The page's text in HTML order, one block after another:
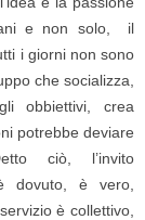
e non solo, il
i giorni non sono
che socializza,
obbiettivi, crea
potrebbe deviare
ciò, l’invito
dovuto, è vero,
è collettivo,